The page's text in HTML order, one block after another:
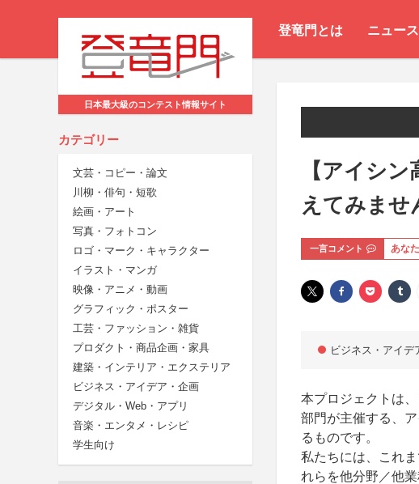
登竜門とは ニュース
日本最大級のコンテスト情報サイト
カテゴリー
文芸・コピー・論文
川柳・俳句・短歌
絵画・アート
写真・フォトコン
ロゴ・マーク・キャラクター
イラスト・マンガ
映像・アニメ・動画
グラフィック・ポスター
工芸・ファッション・雑貨
プロダクト・商品企画・家具
建築・インテリア・エクステリア
ビジネス・アイデア・企画
デジタル・Web・アプリ
音楽・エンタメ・レシピ
学生向け
【アイシ
えてみませ
一言コメント あな
ビジネス・アイデ
本プロジェクトは
部門が主催する、
るものです。
私たちには、これ
れらを他分野／他